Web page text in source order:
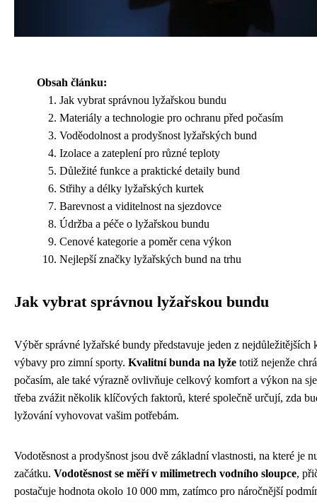
Obsah článku:
Jak vybrat správnou lyžařskou bundu
Materiály a technologie pro ochranu před počasím
Voděodolnost a prodyšnost lyžařských bund
Izolace a zateplení pro různé teploty
Důležité funkce a praktické detaily bund
Střihy a délky lyžařských kurtek
Barevnost a viditelnost na sjezdovce
Údržba a péče o lyžařskou bundu
Cenové kategorie a poměr cena výkon
Nejlepší značky lyžařských bund na trhu
Jak vybrat správnou lyžařskou bundu
Výběr správné lyžařské bundy představuje jeden z
výbavy pro zimní sporty. Kvalitní bunda na lyže totiž nejenže
počasím, ale také výrazně ovlivňuje celkový komfort a výkon na
třeba zvážit několik klíčových faktorů, které společně určují, zda
lyžování vyhovovat vašim potřebám.
Vodotěsnost a prodyšnost jsou dvě základní vlastnosti, na které je
začátku. Vodotěsnost se měří v milimetrech vodního sloupce,
postačuje hodnota okolo 10 000 mm, zatímco pro náročnější